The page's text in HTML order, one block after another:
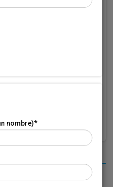
su código de suscriptor llame al
nombre)*